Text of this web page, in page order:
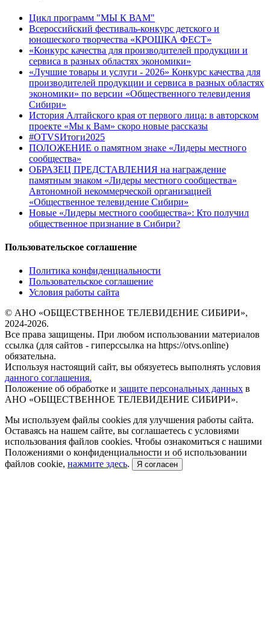
Цикл программ "МЫ К ВАМ"
Всероссийский фестиваль-конкурс детского и
юношеского творчества «КРОШКА ФЕСТ»
«Конкурс качества для производителей продукции и
сервиса в разных областях экономики»
«Лучшие товары и услуги - 2026» Конкурс качества для
производителей продукции и сервиса в разных областях
экономики» по версии «Общественного телевидения
Сибири»
История Алтайского края от первого лица: в авторском
проекте «Мы к Вам» скоро новые рассказы
#OTVSИтоги2025
ПОЛОЖЕНИЕ о памятном знаке «Лидеры местного
сообщества»
ОБРАЗЕЦ ПРЕДСТАВЛЕНИЯ на награждение
памятным знаком «Лидеры местного сообщества»
Автономной некоммерческой организацией
«Общественное телевидение Сибири»
Новые «Лидеры местного сообщества»: Кто получил
общественное признание в Сибири?
Пользовательское соглашение
Политика конфиденциальности
Пользовательское соглашение
Условия работы сайта
© АНО «ОБЩЕСТВЕННОЕ ТЕЛЕВИДЕНИЕ СИБИРИ»,
2024-2026.
Все права защищены. При любом использовании материалов
ссылка (для сайтов - гиперссылка на https://otvs.online)
обязательна.
Используя настоящий сайт, вы обязуетесь выполнять условия
данного соглашения.
Положение об обработке и защите персональных данных в
АНО «ОБЩЕСТВЕННОЕ ТЕЛЕВИДЕНИЕ СИБИРИ».
Мы используем файлы cookies для улучшения работы сайта.
Оставаясь на нашем сайте, вы соглашаетесь с условиями
использования файлов cookies. Чтобы ознакомиться с нашими
Положениями о конфиденциальности и об использовании
файлов cookie, нажмите здесь. Я согласен